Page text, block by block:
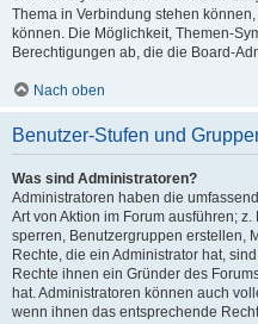
Thema in Verbindung stehen
können. Die Möglichkeit, Themen-
Berechtigungen ab, die die Board-
Nach oben
Benutzer-Stufen und
Was sind Administratoren?
Administratoren haben die
Art von Aktion im Forum ausführen;
sperren, Benutzergruppen erstellen,
Rechte, die ein Administrator hat,
Rechte ihnen ein Gründer des
hat. Administratoren können auch
wenn ihnen das entsprechende